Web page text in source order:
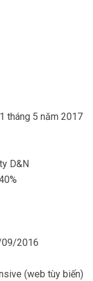
tháng 5 năm 2017
D&N
09/2016
(web tùy biến)